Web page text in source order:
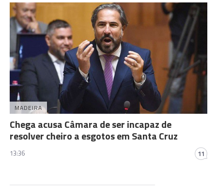
MADEIRA
Chega acusa Câmara de ser incapaz de
resolver cheiro a esgotos em Santa Cruz
13:36 11